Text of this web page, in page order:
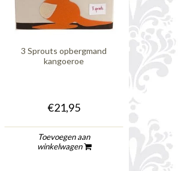
3 Sprouts opbergmand
kangoeroe
€21,95
Toevoegen aan
winkelwagen
3